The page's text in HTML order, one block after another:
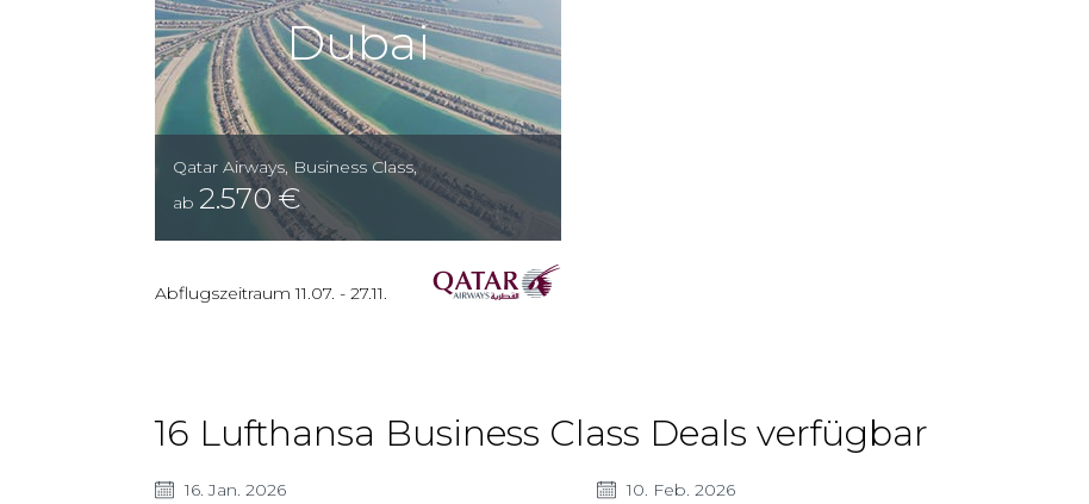
Dubai
Qatar Airways, Business Class,
ab 2.570€
Abflugszeitraum11.07. - 27.11.
16 Lufthansa Business Class Deals verfügbar
16. Jan. 2026 10. Feb. 2026